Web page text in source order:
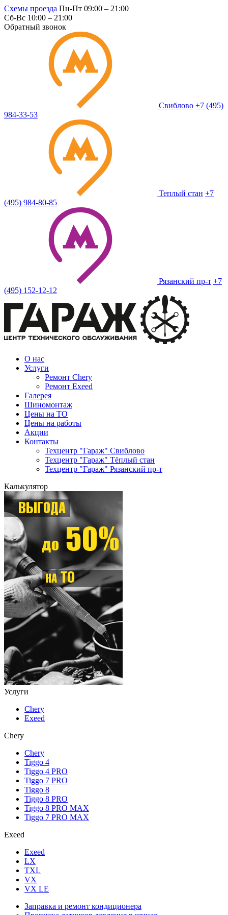
Схемы проезда Пн-Пт 09:00 – 21:00
Сб-Вс 10:00 – 21:00
Обратный звонок
Свиблово +7 (495)
984-33-53
Теплый стан +7
(495) 984-80-85
Рязанский пр-т +7
(495) 152-12-12
О нас
Услуги
Ремонт Chery
Ремонт Exeed
Галерея
Шиномонтаж
Цены на ТО
Цены на работы
Акции
Контакты
Техцентр "Гараж" Свиблово
Техцентр "Гараж" Тёплый стан
Техцентр "Гараж" Рязанский пр-т
Калькулятор
Услуги
Chery
Exeed
Chery
Chery
Tiggo 4
Tiggo 4 PRO
Tiggo 7 PRO
Tiggo 8
Tiggo 8 PRO
Tiggo 8 PRO MAX
Tiggo 7 PRO MAX
Exeed
Exeed
LX
TXL
VX
VX LE
Заправка и ремонт кондиционера